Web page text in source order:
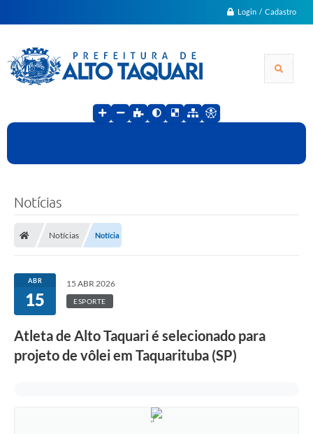
Login / Cadastro
Notícias
Notícias Notícia
ABR
15
15 ABR 2026
ESPORTE
Atleta de Alto Taquari é selecionado para
projeto de vôlei em Taquarituba (SP)